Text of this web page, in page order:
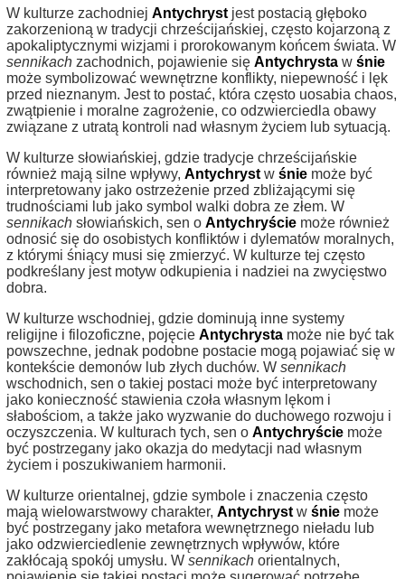
W kulturze zachodniej Antychryst jest postacią głęboko
zakorzenioną w tradycji chrześcijańskiej, często kojarzoną z
apokaliptycznymi wizjami i prorokowanym końcem świata. W
sennikach zachodnich, pojawienie się Antychrysta w śnie
może symbolizować wewnętrzne konflikty, niepewność i lęk
przed nieznanym. Jest to postać, która często uosabia chaos,
zwątpienie i moralne zagrożenie, co odzwierciedla obawy
związane z utratą kontroli nad własnym życiem lub sytuacją.
W kulturze słowiańskiej, gdzie tradycje chrześcijańskie
również mają silne wpływy, Antychryst w śnie może być
interpretowany jako ostrzeżenie przed zbliżającymi się
trudnościami lub jako symbol walki dobra ze złem. W
sennikach słowiańskich, sen o Antychryście może również
odnosić się do osobistych konfliktów i dylematów moralnych,
z którymi śniący musi się zmierzyć. W kulturze tej często
podkreślany jest motyw odkupienia i nadziei na zwycięstwo
dobra.
W kulturze wschodniej, gdzie dominują inne systemy
religijne i filozoficzne, pojęcie Antychrysta może nie być tak
powszechne, jednak podobne postacie mogą pojawiać się w
kontekście demonów lub złych duchów. W sennikach
wschodnich, sen o takiej postaci może być interpretowany
jako konieczność stawienia czoła własnym lękom i
słabościom, a także jako wyzwanie do duchowego rozwoju i
oczyszczenia. W kulturach tych, sen o Antychryście może
być postrzegany jako okazja do medytacji nad własnym
życiem i poszukiwaniem harmonii.
W kulturze orientalnej, gdzie symbole i znaczenia często
mają wielowarstwowy charakter, Antychryst w śnie może
być postrzegany jako metafora wewnętrznego nieładu lub
jako odzwierciedlenie zewnętrznych wpływów, które
zakłócają spokój umysłu. W sennikach orientalnych,